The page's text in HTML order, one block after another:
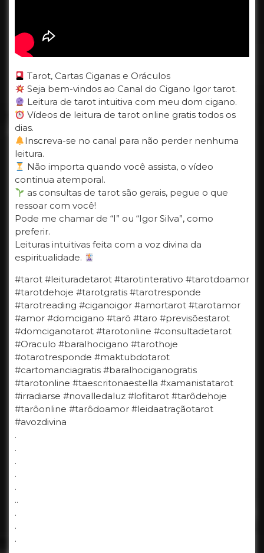
Tarot, Cartas Ciganas e Oráculos
Seja bem-vindos ao Canal do Cigano Igor tarot.
Leitura de tarot intuitiva com meu dom cigano.
Vídeos de leitura de tarot online gratis todos os
dias.
Inscreva-se no canal para não perder nenhuma
leitura.
Não importa quando você assista, o vídeo
continua atemporal.
as consultas de tarot são gerais, pegue o que
ressoar com você!
Pode me chamar de “I” ou “Igor Silva”, como
preferir.
Leituras intuitivas feita com a voz divina da
espiritualidade.
#tarot #leituradetarot #tarotinterativo #tarotdoamor
#tarotdehoje #tarotgratis #tarotresponde
#tarotreading #ciganoigor #amortarot #tarotamor
#amor #domcigano #tarô #taro #previsõestarot
#domciganotarot #tarotonline #consultadetarot
#Oraculo #baralhocigano #tarothoje
#otarotresponde #maktubdotarot
#cartomanciagratis #baralhociganogratis
#tarotonline #taescritonaestella #xamanistatarot
#irradiarse #novalledaluz #lofitarot #tarôdehoje
#tarôonline #tarôdoamor #leidaatraçãotarot
#avozdivina
.
.
.
.
.
..
.
.
.